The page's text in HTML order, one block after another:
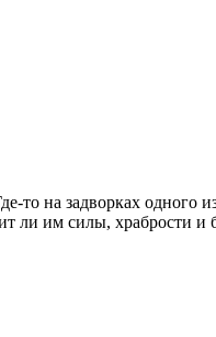
на задворках одного
им силы, храбрости и